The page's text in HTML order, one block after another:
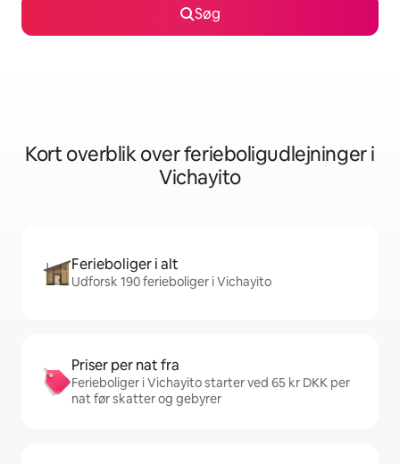
Søg
Kort overblik over ferieboligudlejninger i
Vichayito
Ferieboliger i alt
Udforsk 190 ferieboliger i Vichayito
Priser per nat fra
Ferieboliger i Vichayito starter ved 65 kr DKK per
nat før skatter og gebyrer